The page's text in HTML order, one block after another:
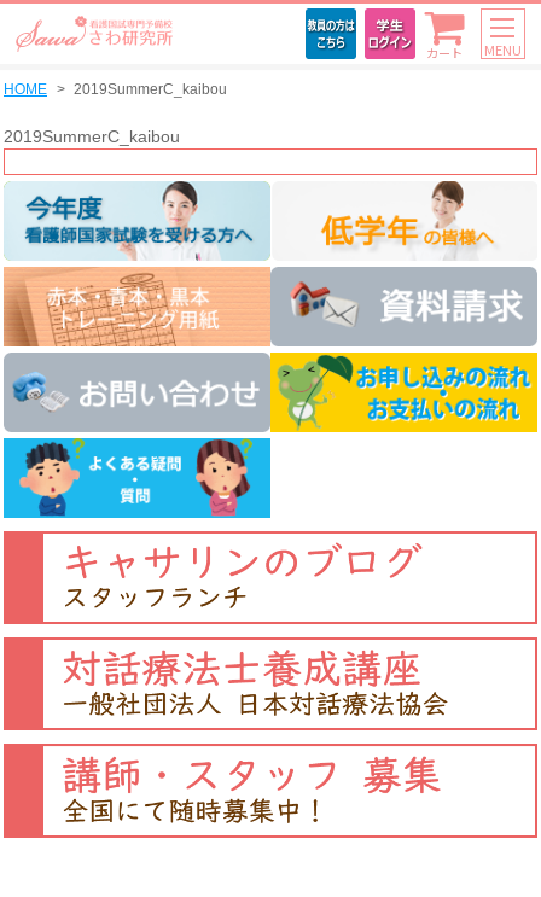
カート MENU
HOME 2019SummerC_kaibou
2019SummerC_kaibou